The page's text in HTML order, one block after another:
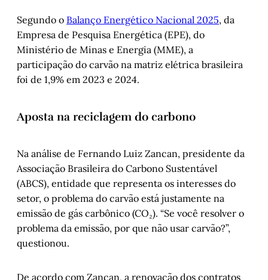
Segundo o Balanço Energético Nacional 2025, da
Empresa de Pesquisa Energética (EPE), do
Ministério de Minas e Energia (MME), a
participação do carvão na matriz elétrica brasileira
foi de 1,9% em 2023 e 2024.
Aposta na reciclagem do carbono
Na análise de Fernando Luiz Zancan, presidente da
Associação Brasileira do Carbono Sustentável
(ABCS), entidade que representa os interesses do
setor, o problema do carvão está justamente na
emissão de gás carbônico (CO₂). “Se você resolver o
problema da emissão, por que não usar carvão?”,
questionou.
De acordo com Zancan, a renovação dos contratos